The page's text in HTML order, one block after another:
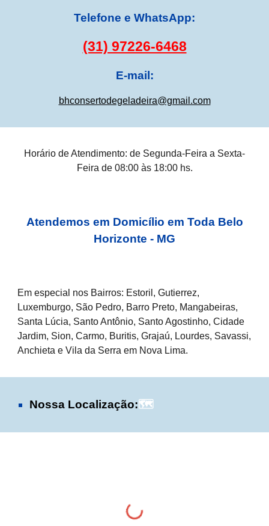
Telefone e WhatsApp:
(31) 97226-6468
E-mail:
bhconsertodegeladeira@gmail.com
Horário de Atendimento: de Segunda-Feira a Sexta-
Feira de 08:00 às 18:00 hs.
Atendemos em Domicílio em Toda Belo
Horizonte - MG
Em especial nos Bairros: Estoril, Gutierrez,
Luxemburgo, São Pedro, Barro Preto, Mangabeiras,
Santa Lúcia, Santo Antônio, Santo Agostinho, Cidade
Jardim, Sion, Carmo, Buritis, Grajaú, Lourdes, Savassi,
Anchieta e Vila da Serra em Nova Lima.
Nossa Localização:🗺️